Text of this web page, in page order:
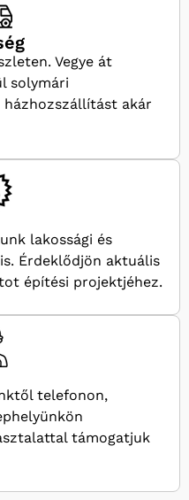
Vegye át
solymári
akár
lakossági és
Érdeklődjön aktuális
építési projektjéhez.
telefonon,
támogatjuk